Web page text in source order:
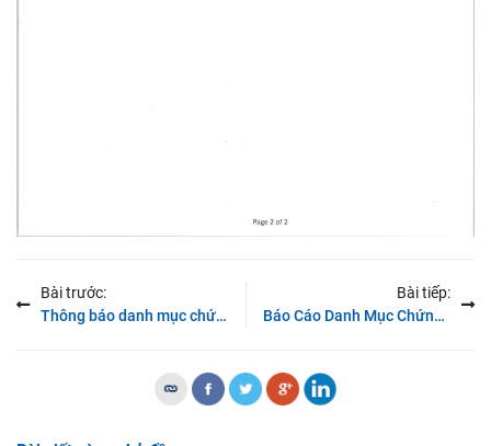
Bài trước:
Thông báo danh mục chứng khoán ký quỹ ngày 09/04/2018
Bài tiếp:
Báo Cáo Danh Mục Chứng Khoán Thực Hiện Giao Dịch Ký Quỹ 03/2018